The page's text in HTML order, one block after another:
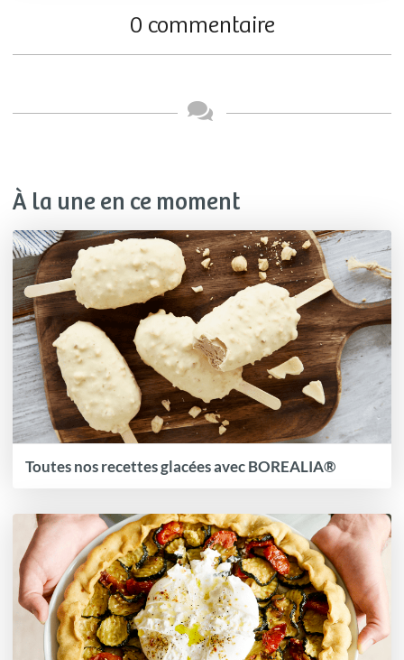
0 commentaire
À la une en ce moment
Toutes nos recettes glacées avec BOREALIA®